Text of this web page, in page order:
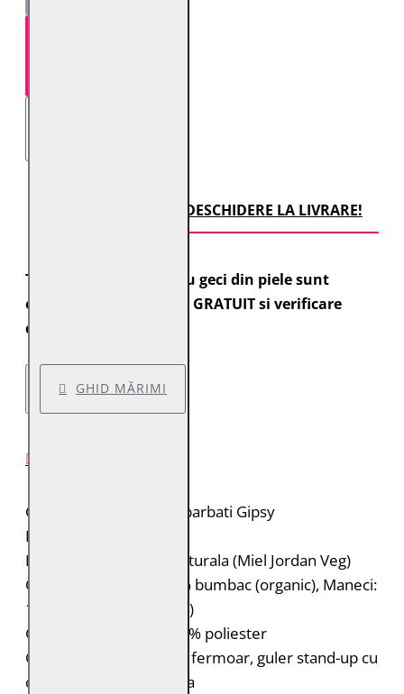
TRANSPORT CU DESCHIDERE LA LIVRARE!
Toate comenzile pentru geci din piele sunt
expediate cu transport GRATUIT si verificare
colet.
GHID MĂRIMI
Geaca de piele pentru barbati Gipsy
Brand: Gipsy
Material: 100% piele naturala (Miel Jordan Veg)
Captuseala: Corp: 100% bumbac (organic), Maneci:
100% poliester (reciclat)
Gluga: 55% bumbac, 45% poliester
Geaca de piele biker cu fermoar, guler stand-up cu
capsa si gluga detasabila